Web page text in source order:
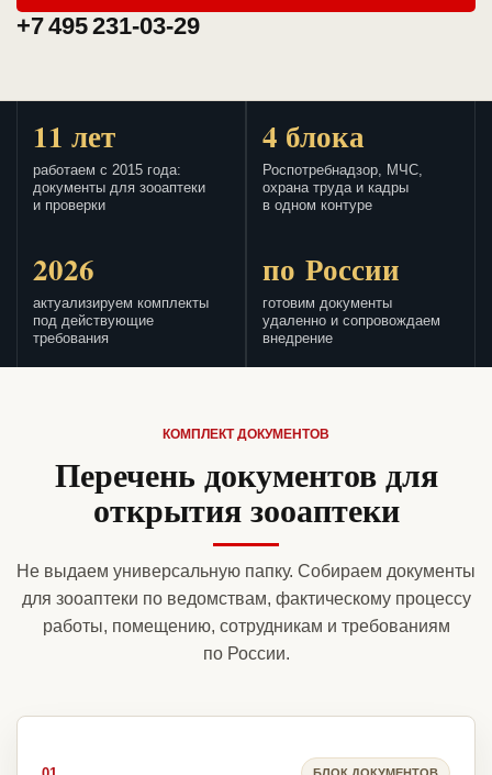
+7 495 231-03-29
11 лет
работаем с 2015 года:
документы для зооаптеки
и проверки
4 блока
Роспотребнадзор, МЧС,
охрана труда и кадры
в одном контуре
2026
актуализируем комплекты
под действующие
требования
по России
готовим документы
удаленно и сопровождаем
внедрение
КОМПЛЕКТ ДОКУМЕНТОВ
Перечень документов для
открытия зооаптеки
Не выдаем универсальную папку. Собираем документы
для зооаптеки по ведомствам, фактическому процессу
работы, помещению, сотрудникам и требованиям
по России.
БЛОК ДОКУМЕНТОВ